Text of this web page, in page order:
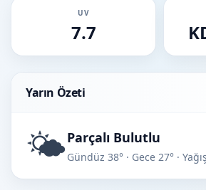
UV
7.7
Yarın Özeti
🌤️Parçalı Bulutlu
Gündüz 38° · Gece 27° ·